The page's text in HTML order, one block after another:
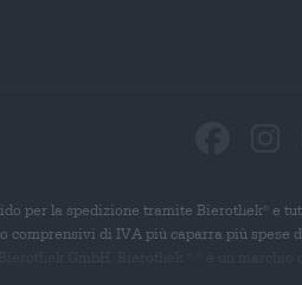
per la spedizione tramite Bierothek
e
comprensivi di IVA più caparra più spese
marchio